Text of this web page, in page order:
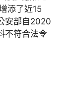
添了近15
安部自2020
不符合法令